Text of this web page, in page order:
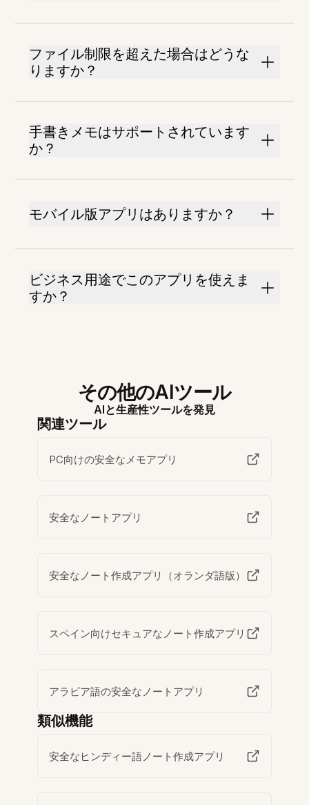
ファイル制限を超えた場合はどうな
りますか？
手書きメモはサポートされています
か？
モバイル版アプリはありますか？
ビジネス用途でこのアプリを使えま
すか？
その他のAIツール
AIと生産性ツールを発見
関連ツール
PC向けの安全なメモアプリ
安全なノートアプリ
安全なノート作成アプリ（オランダ語版）
スペイン向けセキュアなノート作成アプリ
アラビア語の安全なノートアプリ
類似機能
安全なヒンディー語ノート作成アプリ